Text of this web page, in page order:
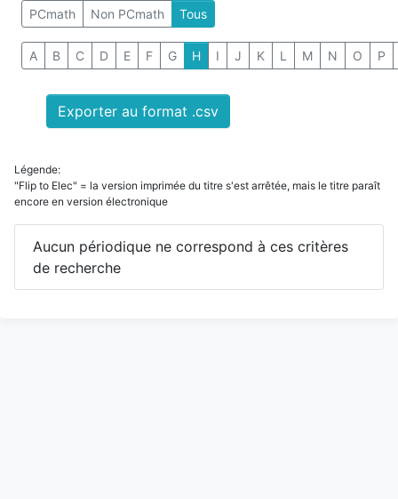
PCmath Non PCmath Tous
A B C D E F G H I J K L M N O P
Exporter au format .csv
Légende:
"Flip to Elec" = la version imprimée du titre s'est arrêtée, mais le titre paraît
encore en version électronique
Aucun périodique ne correspond à ces critères
de recherche